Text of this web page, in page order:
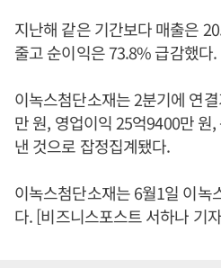
지난해 같은 기간보다 매출은
줄고 순이익은 73.8% 급감했다.
이녹스첨단소재는 2분기에 연
만 원, 영업이익 25억9400만 원
낸 것으로 잡정집계됐다.
이녹스첨단소재는 6월1일 이녹
다. [비즈니스포스트 서하나 기